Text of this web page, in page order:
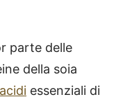
parte delle
della soia
essenziali di